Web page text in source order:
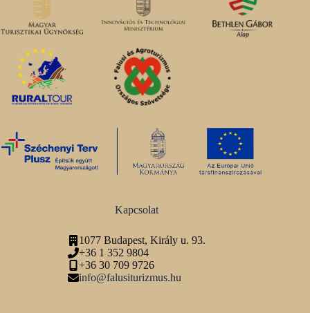
Kapcsolat
1077 Budapest, Király u. 93.
+36 1 352 9804
+36 30 709 9726
info@falusiturizmus.hu